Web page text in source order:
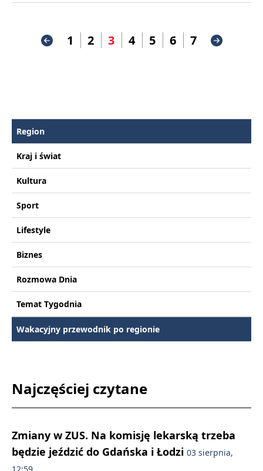
1 2 3 4 5 6 7
Region
Kraj i świat
Kultura
Sport
Lifestyle
Biznes
Rozmowa Dnia
Temat Tygodnia
Wakacyjny przewodnik po regionie
Najczęściej czytane
Zmiany w ZUS. Na komisję lekarską trzeba
będzie jeździć do Gdańska i Łodzi 03 sierpnia,